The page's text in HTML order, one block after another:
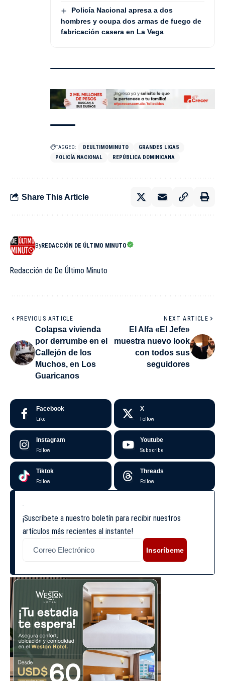
Policía Nacional apresa a dos
hombres y ocupa dos armas de fuego de
fabricación casera en La Vega
TAGGED: DEULTIMOMINUTO
GRANDES LIGAS
POLICÍA NACIONAL
REPÚBLICA DOMINICANA
Share This Article
ByREDACCIÓN DE ÚLTIMO MINUTO
Redacción de De Último Minuto
PREVIOUS ARTICLE
Colapsa vivienda
por derrumbe en el
Callejón de los
Muchos, en Los
Guaricanos
NEXT ARTICLE
El Alfa «El Jefe»
muestra nuevo look
con todos sus
seguidores
Facebook
Like
X
Follow
Instagram
Follow
Youtube
Subscribe
Tiktok
Follow
Threads
Follow
¡Suscríbete a nuestro boletín para recibir nuestros
artículos más recientes al instante!
Inscríbeme